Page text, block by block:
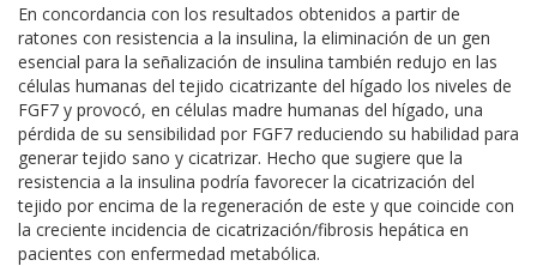
En concordancia con los resultados obtenidos a partir de
ratones con resistencia a la insulina, la eliminación de un gen
esencial para la señalización de insulina también redujo en las
células humanas del tejido cicatrizante del hígado los niveles de
FGF7 y provocó, en células madre humanas del hígado, una
pérdida de su sensibilidad por FGF7 reduciendo su habilidad para
generar tejido sano y cicatrizar. Hecho que sugiere que la
resistencia a la insulina podría favorecer la cicatrización del
tejido por encima de la regeneración de este y que coincide con
la creciente incidencia de cicatrización/fibrosis hepática en
pacientes con enfermedad metabólica.